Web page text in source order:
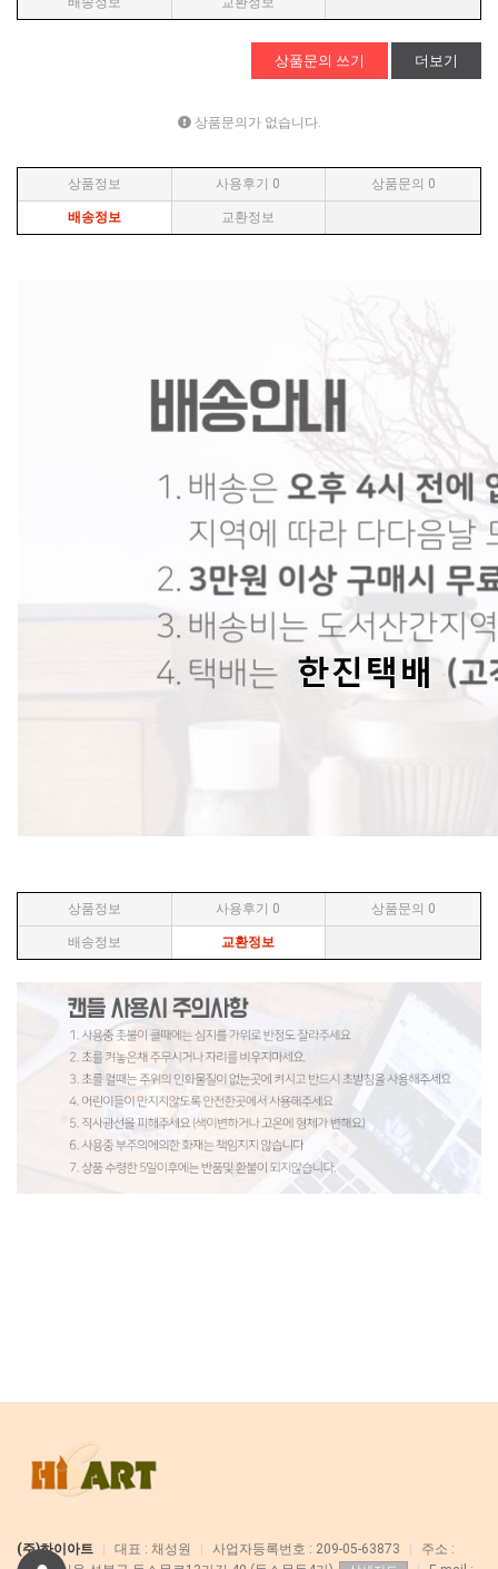
상품문의 쓰기 더보기
상품문의가 없습니다.
상품정보 사용후기 0 상품문의 0
배송정보 교환정보
상품정보 사용후기 0 상품문의 0
배송정보 교환정보
(주)하이아트 대표 : 채성원 사업자등록번호 : 209-05-63873
주소 :